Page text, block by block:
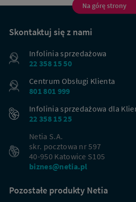
Na górę strony
Skontaktuj się z nami
Infolinia sprzedażowa
22 358 15 50
Centrum Obsługi Klienta
801 801 999
Infolinia sprzedażowa dla
22 358 15 25
Netia S.A.
skr. pocztowa nr 597
40-950 Katowice S105
biznes@netia.pl
Pozostałe produkty Netia